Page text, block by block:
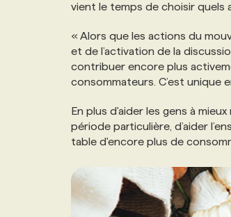
ANNONCEZ AVEC NOUS
vient le temps de choisir quels
« Alors que les actions du
et de l’activation de la
contribuer encore plus
consommateurs. C’est unique
En plus d'aider les gens à mieux
période particulière, d’aider
table d'encore plus de